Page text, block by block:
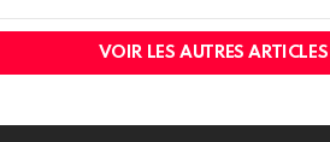
VOIR LES AUTRES ARTICLES